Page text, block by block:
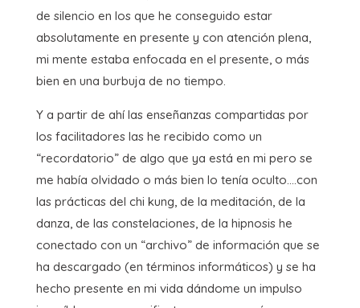
de silencio en los que he conseguido estar
absolutamente en presente y con atención plena,
mi mente estaba enfocada en el presente, o más
bien en una burbuja de no tiempo.
Y a partir de ahí las enseñanzas compartidas por
los facilitadores las he recibido como un
“recordatorio” de algo que ya está en mi pero se
me había olvidado o más bien lo tenía oculto….con
las prácticas del chi kung, de la meditación, de la
danza, de las constelaciones, de la hipnosis he
conectado con un “archivo” de información que se
ha descargado (en términos informáticos) y se ha
hecho presente en mi vida dándome un impulso